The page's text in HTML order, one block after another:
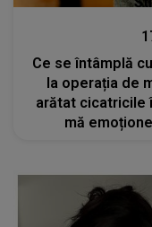
Ce se întâmplă
la operația de
arătat cicatricile
mă